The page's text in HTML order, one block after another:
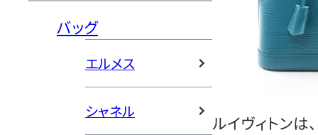
バッグ
エルメス
シャネル
ルイヴィトンは